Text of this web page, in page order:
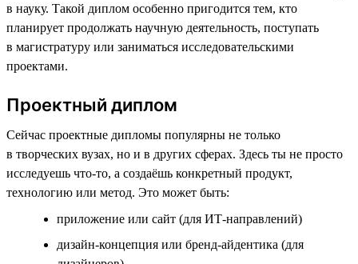
в науку. Такой диплом особенно пригодится тем, кто
планирует продолжать научную деятельность, поступать
в магистратуру или заниматься исследовательскими
проектами.
Проектный диплом
Сейчас проектные дипломы популярны не только
в творческих вузах, но и в других сферах. Здесь ты не просто
исследуешь что-то, а создаёшь конкретный продукт,
технологию или метод. Это может быть:
приложение или сайт (для ИТ-направлений)
дизайн-концепция или бренд-айдентика (для